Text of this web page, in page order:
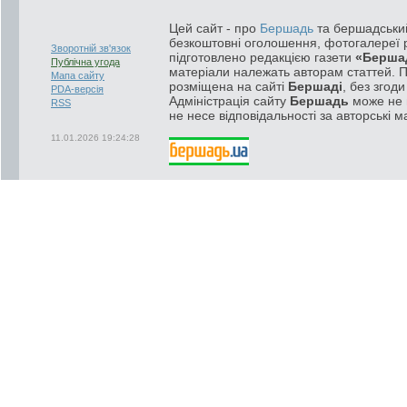
Зворотній зв'язок
Публічна угода
Мапа сайту
PDA-версія
RSS
11.01.2026 19:24:28
Цей сайт - про Бершадь та
безкоштовні оголошення, фотогалереї
підготовлено редакцією газети
матеріали належать авторам статтей.
розміщена на сайті Бершаді , без
Адміністрація сайту Бершадь може не
не несе відповідальності за авторські